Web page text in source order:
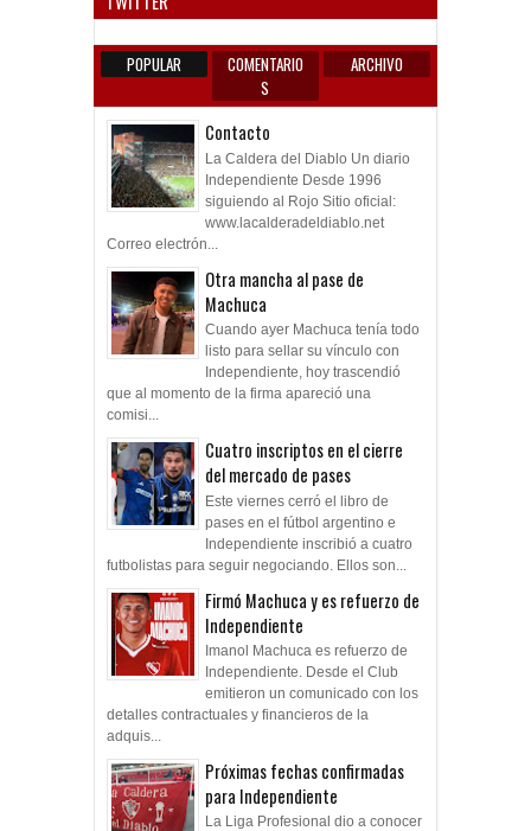
POPULAR
COMENTARIO
S
ARCHIVO
Contacto
La Caldera del Diablo Un diario
Independiente Desde 1996
siguiendo al Rojo Sitio oficial:
www.lacalderadeldiablo.net
Correo electrón...
Otra mancha al pase de
Machuca
Cuando ayer Machuca tenía todo
listo para sellar su vínculo con
Independiente, hoy trascendió
que al momento de la firma apareció una
comisi...
Cuatro inscriptos en el cierre
del mercado de pases
Este viernes cerró el libro de
pases en el fútbol argentino e
Independiente inscribió a cuatro
futbolistas para seguir negociando. Ellos son...
Firmó Machuca y es refuerzo de
Independiente
Imanol Machuca es refuerzo de
Independiente. Desde el Club
emitieron un comunicado con los
detalles contractuales y financieros de la
adquis...
Próximas fechas confirmadas
para Independiente
La Liga Profesional dio a conocer